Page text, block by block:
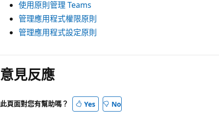
使用原則管理 Teams
管理應用程式權限原則
管理應用程式設定原則
意見反應
此頁面對您有幫助嗎？ Yes No